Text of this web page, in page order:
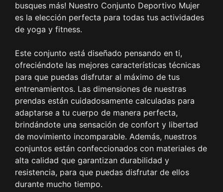
busques más! Nuestro Conjunto Deportivo Mujer
es la elección perfecta para todas tus actividades
de yoga y fitness.
Este conjunto está diseñado pensando en ti,
ofreciéndote las mejores características técnicas
para que puedas disfrutar al máximo de tus
entrenamientos. Las dimensiones de nuestras
prendas están cuidadosamente calculadas para
adaptarse a tu cuerpo de manera perfecta,
brindándote una sensación de confort y libertad
de movimiento incomparable. Además, nuestros
conjuntos están confeccionados con materiales de
alta calidad que garantizan durabilidad y
resistencia, para que puedas disfrutar de ellos
durante mucho tiempo.